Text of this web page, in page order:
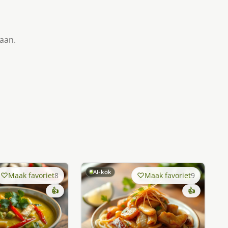
Maak favoriet8
👍
AI-kok Maak favoriet9
👍